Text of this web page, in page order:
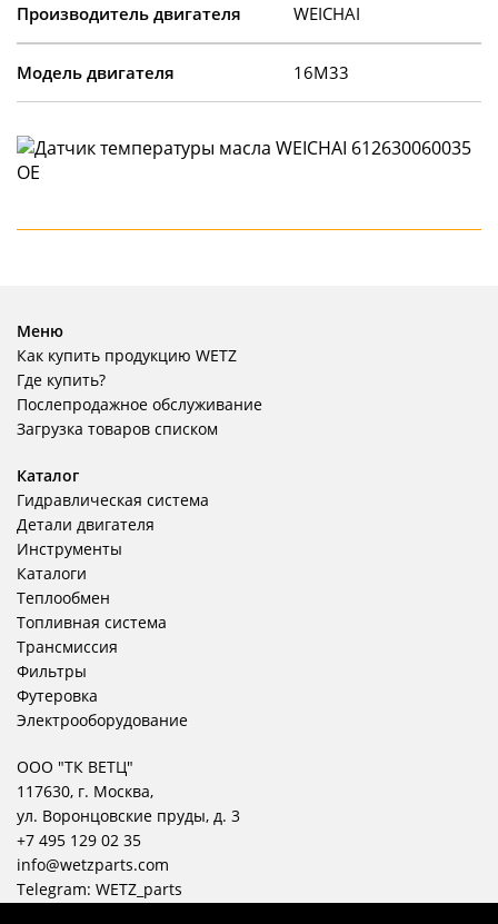
Производитель двигателя WEICHAI
Модель двигателя 16M33
Меню
Как купить продукцию WETZ
Где купить?
Послепродажное обслуживание
Загрузка товаров списком
Каталог
Гидравлическая система
Детали двигателя
Инструменты
Каталоги
Теплообмен
Топливная система
Трансмиссия
Фильтры
Футеровка
Электрооборудование
ООО "ТК ВЕТЦ"
117630, г. Москва,
ул. Воронцовские пруды, д. 3
+7 495 129 02 35
info@wetzparts.com
Telegram: WETZ_parts